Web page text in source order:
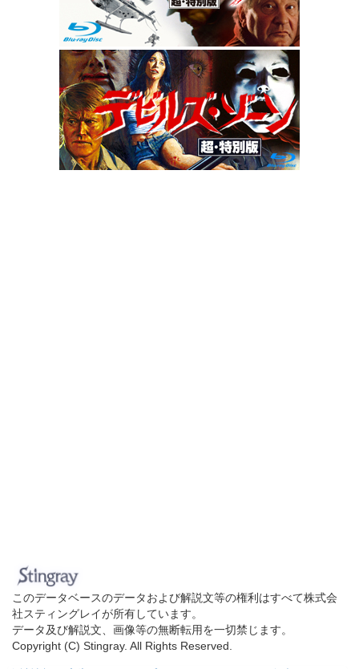
このデータベースのデータおよび解説文等の権利はすべて株式会
社スティングレイが所有しています。
データ及び解説文、画像等の無断転用を一切禁じます。
Copyright (C) Stingray. All Rights Reserved.